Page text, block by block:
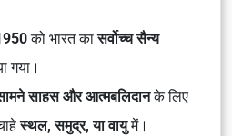
को भारत कासर्वोच्च सैन्य
गया।
साहस और आत्मबलिदानके लिए
स्थल, समुद्र, या वायुमें।